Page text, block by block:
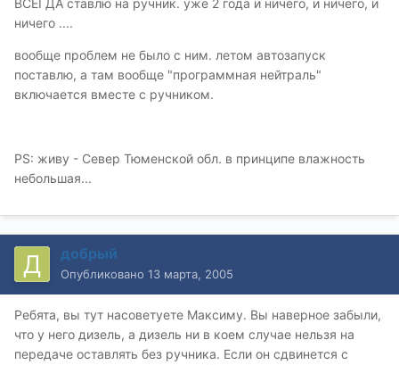
ВСЕГДА ставлю на ручник. уже 2 года и ничего, и ничего, и
ничего ....
вообще проблем не было с ним. летом автозапуск
поставлю, а там вообще "программная нейтраль"
включается вместе с ручником.
PS: живу - Север Тюменской обл. в принципе влажность
небольшая...
добрый
Опубликовано 13 марта, 2005
Ребята, вы тут насоветуете Максиму. Вы наверное забыли,
что у него дизель, а дизель ни в коем случае нельзя на
передаче оставлять без ручника. Если он сдвинется с